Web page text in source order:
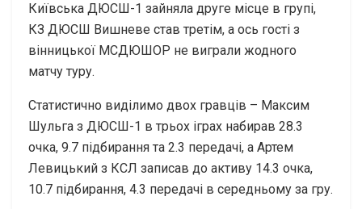
Київська ДЮСШ-1 зайняла друге місце в групі,
КЗ ДЮСШ Вишневе став третім, а ось гості з
вінницької МСДЮШОР не виграли жодного
матчу туру.
Статистично виділимо двох гравців – Максим
Шульга з ДЮСШ-1 в трьох іграх набирав 28.3
очка, 9.7 підбирання та 2.3 передачі, а Артем
Левицький з КСЛ записав до активу 14.3 очка,
10.7 підбирання, 4.3 передачі в середньому за гру.